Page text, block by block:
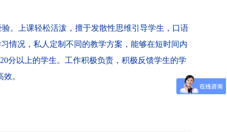
。上课轻松活泼，擅于发散性思维引导学生，口语
情况，私人定制不同的教学方案，能够在短时间内
分以上的学生。工作积极负责，积极反馈学生的学
。